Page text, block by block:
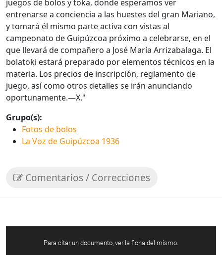
juegos de bolos y toka, donde esperamos ver
entrenarse a conciencia a las huestes del gran Mariano,
y tomará él mismo parte activa con vistas al
campeonato de Guipúzcoa próximo a celebrarse, en el
que llevará de compañero a José María Arrizabalaga. El
bolatoki estará preparado por elementos técnicos en la
materia. Los precios de inscripción, reglamento de
juego, así como otros detalles se irán anunciando
oportunamente.—X."
Grupo(s):
Fotos de bolos
La Voz de Guipúzcoa 1936
Comentarios / Correcciones
Para citar un documento, ver la ficha del mismo.